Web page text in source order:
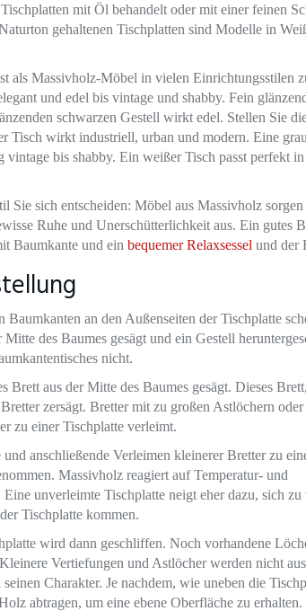
mit Öl behandelt oder mit einer feinen
gehaltenen Tischplatten sind Modelle in
als Massivholz-Möbel in vielen Einrichtungsstilen
und edel bis vintage und shabby. Fein
schwarzen Gestell wirkt edel. Stellen Sie
Tisch wirkt industriell, urban und modern. Eine
bis shabby. Ein weißer Tisch passt perfekt
Sie sich entscheiden: Möbel aus Massivholz
Ruhe und Unerschütterlichkeit aus. Ein gutes
Baumkante und ein bequemer Relaxsessel und der
an den Außenseiten der Tischplatte
des Baumes gesägt und ein Gestell
nicht.
Brett aus der Mitte des Baumes gesägt. Dieses
zersägt. Bretter mit zu großen Astlöchern
zu einer Tischplatte verleimt.
anschließende Verleimen kleinerer Bretter zu
Massivholz reagiert auf Temperatur- und
unverleimte Tischplatte neigt eher dazu, sich zu
Tischplatte kommen.
wird dann geschliffen. Noch vorhandene
Vertiefungen und Astlöcher werden nicht
Charakter. Je nachdem, wie uneben die
abtragen, um eine ebene Oberfläche zu